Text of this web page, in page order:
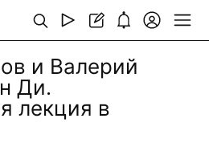
и Валерий
Ди.
лекция в